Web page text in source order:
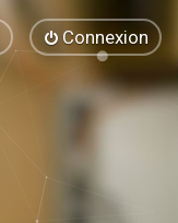
Connexion